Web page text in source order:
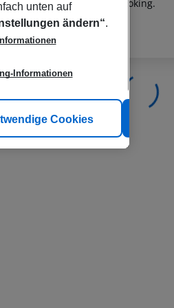
before confirming your booking.
unten auf
ändern“.
Informationen
anpassenCookies